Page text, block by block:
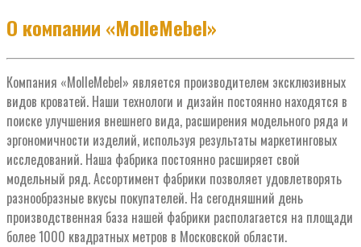
О компании «MolleMebel»
Компания «MolleMebel» является производителем эксклюзивных
видов кроватей. Наши технологи и дизайн постоянно находятся в
поиске улучшения внешнего вида, расширения модельного ряда и
эргономичности изделий, используя результаты маркетинговых
исследований. Наша фабрика постоянно расширяет свой
модельный ряд. Ассортимент фабрики позволяет удовлетворять
разнообразные вкусы покупателей. На сегодняшний день
производственная база нашей фабрики располагается на площади
более 1000 квадратных метров в Московской области.